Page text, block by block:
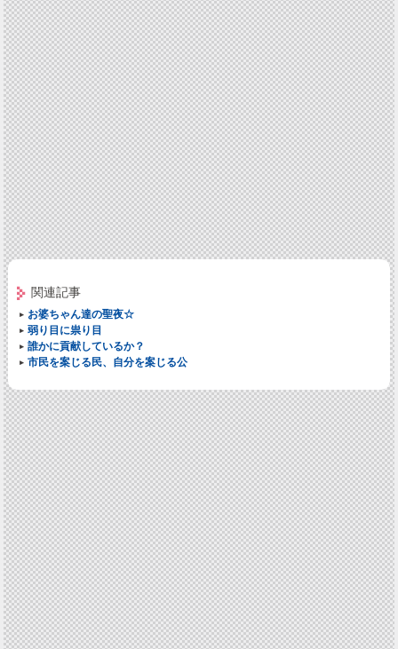
関連記事
お婆ちゃん達の聖夜☆
弱り目に祟り目
誰かに貢献しているか？
市民を案じる民、自分を案じる公